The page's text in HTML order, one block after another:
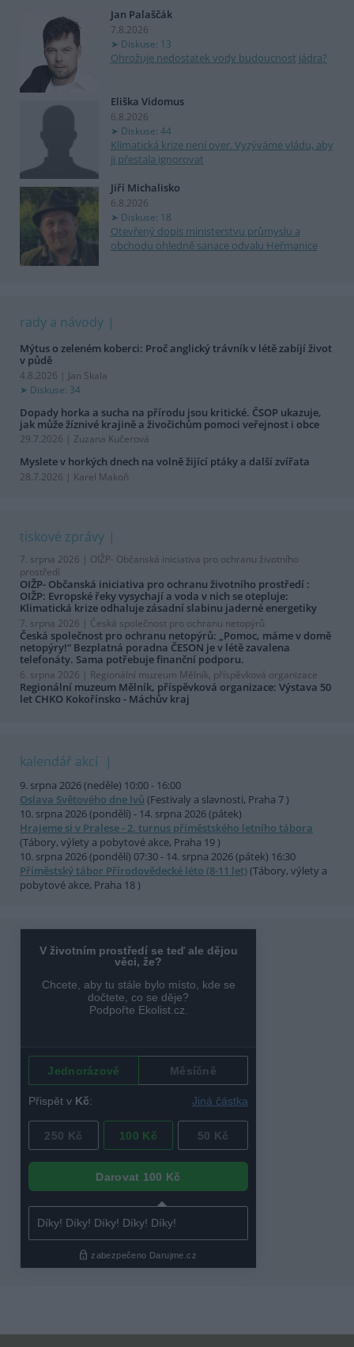
Jan Palaščák
7.8.2026
Diskuse: 13
Ohrožuje nedostatek vody budoucnost jádra?
Eliška Vidomus
6.8.2026
Diskuse: 44
Klimatická krize není over. Vyzýváme vládu, aby
ji přestala ignorovat
Jiří Michalisko
6.8.2026
Diskuse: 18
Otevřený dopis ministerstvu průmyslu a
obchodu ohledně sanace odvalu Heřmanice
rady a návody
Mýtus o zeleném koberci: Proč anglický trávník v létě zabíjí život
v půdě
4.8.2026 | Jan Skala
Diskuse: 34
Dopady horka a sucha na přírodu jsou kritické. ČSOP ukazuje,
jak může žíznivé krajině a živočichům pomoci veřejnost i obce
29.7.2026 | Zuzana Kučerová
Myslete v horkých dnech na volně žijící ptáky a další zvířata
28.7.2026 | Karel Makoň
tiskové zprávy
7. srpna 2026 | OIŽP- Občanská iniciativa pro ochranu životního
prostředí
OIŽP- Občanská iniciativa pro ochranu životního prostředí :
OIŽP: Evropské řeky vysychají a voda v nich se otepluje:
Klimatická krize odhaluje zásadní slabinu jaderné energetiky
7. srpna 2026 | Česká společnost pro ochranu netopýrů
Česká společnost pro ochranu netopýrů: „Pomoc, máme v domě
netopýry!“ Bezplatná poradna ČESON je v létě zavalena
telefonáty. Sama potřebuje finanční podporu.
6. srpna 2026 | Regionální muzeum Mělník, příspěvková organizace
Regionální muzeum Mělník, příspěvková organizace: Výstava 50
let CHKO Kokořínsko - Máchův kraj
kalendář akcí
9. srpna 2026 (neděle) 10:00 - 16:00
Oslava Světového dne lvů (Festivaly a slavnosti, Praha 7 )
10. srpna 2026 (pondělí) - 14. srpna 2026 (pátek)
Hrajeme si v Pralese - 2. turnus příměstského letního tábora
(Tábory, výlety a pobytové akce, Praha 19 )
10. srpna 2026 (pondělí) 07:30 - 14. srpna 2026 (pátek) 16:30
Příměstský tábor Přírodovědecké léto (8-11 let)(Tábory, výlety a
pobytové akce, Praha 18 )